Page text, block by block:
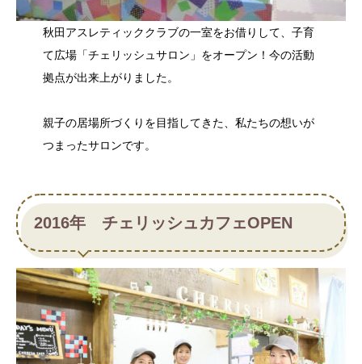
秋田アスレティッククラブの一室をお借りして、子育
て広場「チェリッシュサロン」をオープン！今の活動
拠点が出来上がりました。
親子の居場所づくりを目指してきた、私たちの想いが
つまったサロンです。
2016年 チェリッシュカフェOPEN